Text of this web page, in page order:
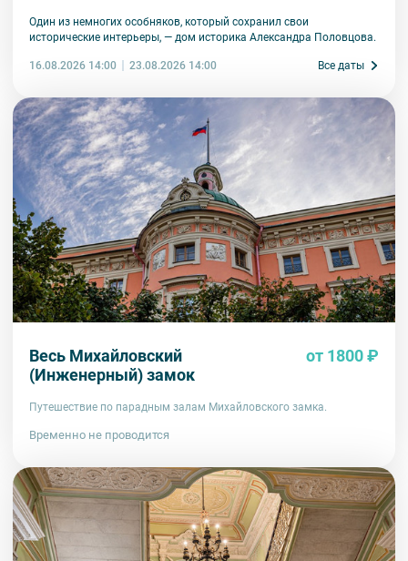
Один из немногих особняков, который сохранил свои
исторические интерьеры, — дом историка Александра Половцова.
16.08.2026 14:00 23.08.2026 14:00 Все даты
Весь Михайловский
(Инженерный) замок
от 1800 ₽
Путешествие по парадным залам Михайловского замка.
Временно не проводится